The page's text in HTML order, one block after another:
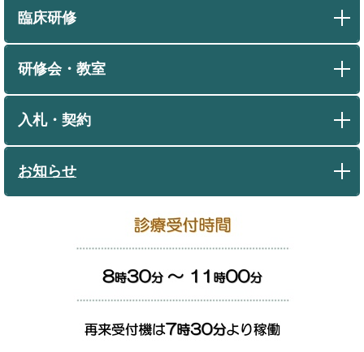
臨床研修
研修会・教室
入札・契約
お知らせ